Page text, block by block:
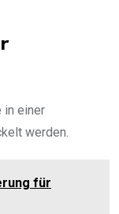
in einer
werden.
für